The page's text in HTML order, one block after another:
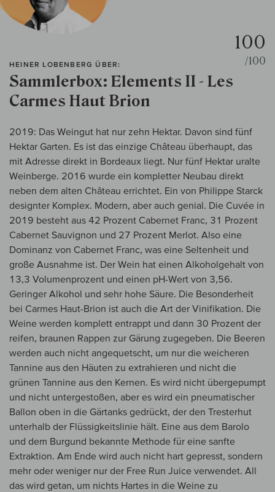
HEINER LOBENBERG ÜBER:
Sammlerbox: Elements II - Les
Carmes Haut Brion
100
/100
2019: Das Weingut hat nur zehn Hektar. Davon sind fünf
Hektar Garten. Es ist das einzige Château überhaupt, das
mit Adresse direkt in Bordeaux liegt. Nur fünf Hektar uralte
Weinberge. 2016 wurde ein kompletter Neubau direkt
neben dem alten Château errichtet. Ein von Philippe Starck
designter Komplex. Modern, aber auch genial. Die Cuvée in
2019 besteht aus 42 Prozent Cabernet Franc, 31 Prozent
Cabernet Sauvignon und 27 Prozent Merlot. Also eine
Dominanz von Cabernet Franc, was eine Seltenheit und
große Ausnahme ist. Der Wein hat einen Alkoholgehalt von
13,3 Volumenprozent und einen pH-Wert von 3,56.
Geringer Alkohol und sehr hohe Säure. Die Besonderheit
bei Carmes Haut-Brion ist auch die Art der Vinifikation. Die
Weine werden komplett entrappt und dann 30 Prozent der
reifen, braunen Rappen zur Gärung zugegeben. Die Beeren
werden auch nicht angequetscht, um nur die weicheren
Tannine aus den Häuten zu extrahieren und nicht die
grünen Tannine aus den Kernen. Es wird nicht übergepumpt
und nicht untergestoßen, aber es wird ein pneumatischer
Ballon oben in die Gärtanks gedrückt, der den Tresterhut
unterhalb der Flüssigkeitslinie hält. Eine aus dem Barolo
und dem Burgund bekannte Methode für eine sanfte
Extraktion. Am Ende wird auch nicht hart gepresst, sondern
mehr oder weniger nur der Free Run Juice verwendet. All
das wird getan, um nichts Hartes in die Weine zu